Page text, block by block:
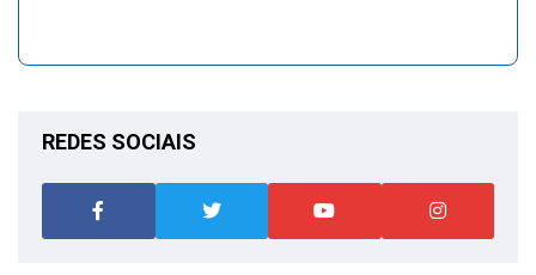
REDES SOCIAIS